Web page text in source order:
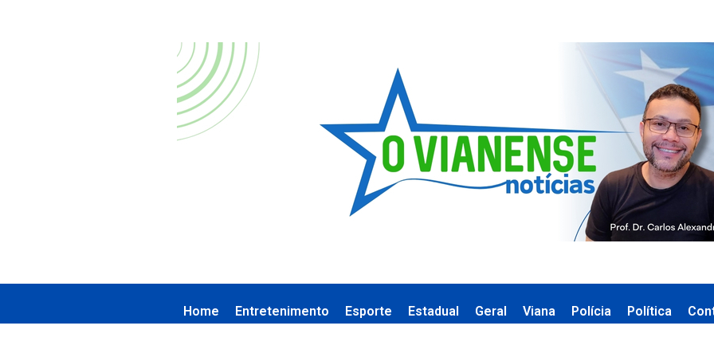
Home Entretenimento Esporte Estadual Geral Viana Polícia Política